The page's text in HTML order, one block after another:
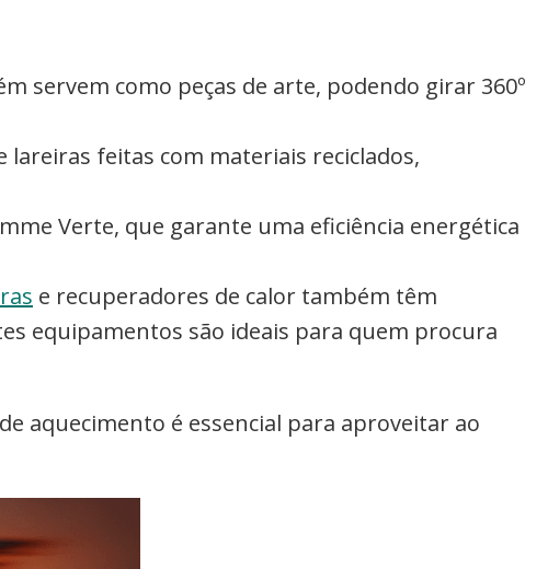
servem como peças de arte, podendo girar 360º
feitas com materiais reciclados,
Verte, que garante uma eficiência energética
e recuperadores de calor também têm
equipamentos são ideais para quem procura
aquecimento é essencial para aproveitar ao